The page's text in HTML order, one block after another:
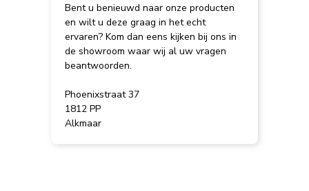
Bent u benieuwd naar onze producten
en wilt u deze graag in het echt
ervaren? Kom dan eens kijken bij ons in
de showroom waar wij al uw vragen
beantwoorden.
Phoenixstraat 37
1812 PP
Alkmaar